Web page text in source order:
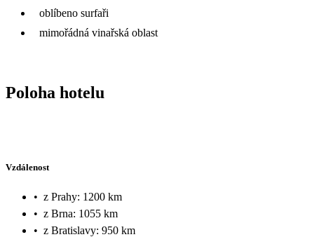
oblíbeno surfaři
mimořádná vinařská oblast
Poloha hotelu
Vzdálenost
• z Prahy: 1200 km
• z Brna: 1055 km
• z Bratislavy: 950 km